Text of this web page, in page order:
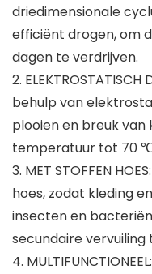
driedimensionale
efficiënt drogen, om
dagen te verdrijven.
2.
behulp van
plooien en breuk
temperatuur tot 70
3. MET STOFFEN
hoes, zodat kleding
insecten en
secundaire vervuiling
4.